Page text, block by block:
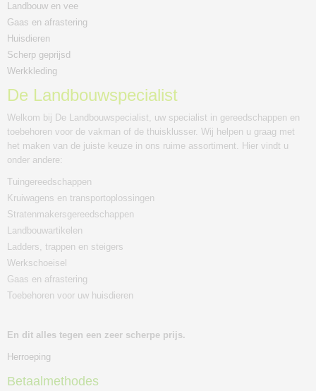
Landbouw en vee
Gaas en afrastering
Huisdieren
Scherp geprijsd
Werkkleding
De Landbouwspecialist
Welkom bij De Landbouwspecialist, uw specialist in gereedschappen en
toebehoren voor de vakman of de thuisklusser. Wij helpen u graag met
het maken van de juiste keuze in ons ruime assortiment. Hier vindt u
onder andere:
Tuingereedschappen
Kruiwagens en transportoplossingen
Stratenmakersgereedschappen
Landbouwartikelen
Ladders, trappen en steigers
Werkschoeisel
Gaas en afrastering
Toebehoren voor uw huisdieren
En dit alles tegen een zeer scherpe prijs.
Herroeping
Betaalmethodes